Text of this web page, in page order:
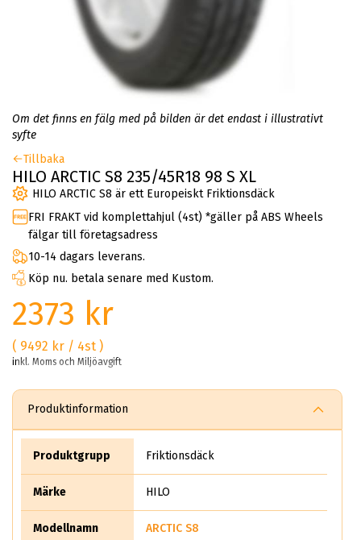
Om det finns en fälg med på bilden är det endast i illustrativt
syfte
Tillbaka
HILO ARCTIC S8 235/45R18 98 S XL
HILO ARCTIC S8 är ett Europeiskt Friktionsdäck
FRI FRAKT vid komplettahjul (4st) *gäller på ABS Wheels
fälgar till företagsadress
10-14 dagars leverans.
Köp nu. betala senare med Kustom.
2373 kr
( 9492 kr / 4st )
inkl. Moms och Miljöavgift
Produktinformation
Produktgrupp Friktionsdäck
Märke HILO
Modellnamn ARCTIC S8